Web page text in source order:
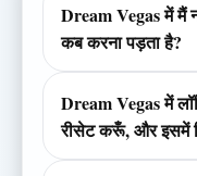
Dream Vegas में
कब करना पड़ता है?
Dream Vegas में
रीसेट करूँ, और इसमें